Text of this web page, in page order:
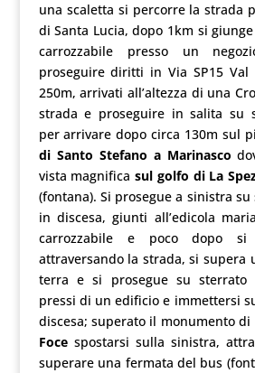
una scaletta si percorre la strada
di Santa Lucia, dopo 1km si
carrozzabile presso un
proseguire diritti in Via SP15 Val
250m, arrivati all’altezza di una
strada e proseguire in salita su
per arrivare dopo circa 130m sul
di Santo Stefano a Marinasco
vista magnificasul golfo di La
(fontana). Si prosegue a sinistra
in discesa, giunti all’edicola
carrozzabile e poco dopo si
attraversando la strada, si supera
terra e si prosegue su sterrato
pressi di un edificio e immettersi
discesa; superato il monumento di
Focespostarsi sulla sinistra,
superare una fermata del bus